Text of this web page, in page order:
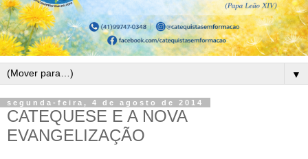
▼
segunda-feira, 4 de agosto de 2014
CATEQUESE E A NOVA
EVANGELIZAÇÃO